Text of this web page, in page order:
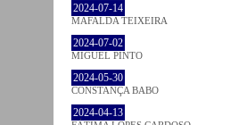
2024-07-14
MAFALDA TEIXEIRA
2024-07-02
MIGUEL PINTO
2024-05-30
CONSTANÇA BABO
2024-04-13